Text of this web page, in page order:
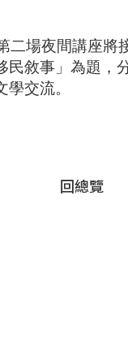
二場夜間講座
敘事」為題，
交流。
回總覽